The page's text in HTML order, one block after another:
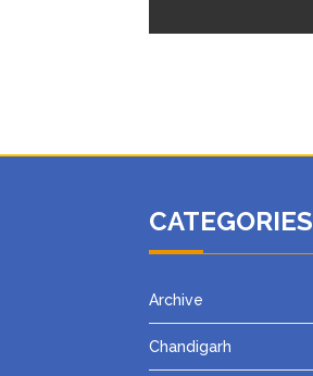
CATEGORIES
Archive
Chandigarh